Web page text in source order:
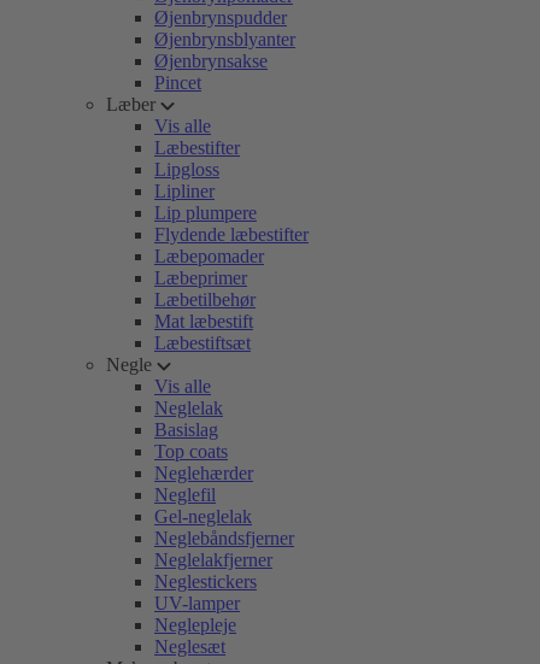
Øjenbrynspudder
Øjenbrynsblyanter
Øjenbrynsakse
Pincet
Læber
Vis alle
Læbestifter
Lipgloss
Lipliner
Lip plumpere
Flydende læbestifter
Læbepomader
Læbeprimer
Læbetilbehør
Mat læbestift
Læbestiftsæt
Negle
Vis alle
Neglelak
Basislag
Top coats
Neglehærder
Neglefil
Gel-neglelak
Neglebåndsfjerner
Neglelakfjerner
Neglestickers
UV-lamper
Neglepleje
Neglesæt